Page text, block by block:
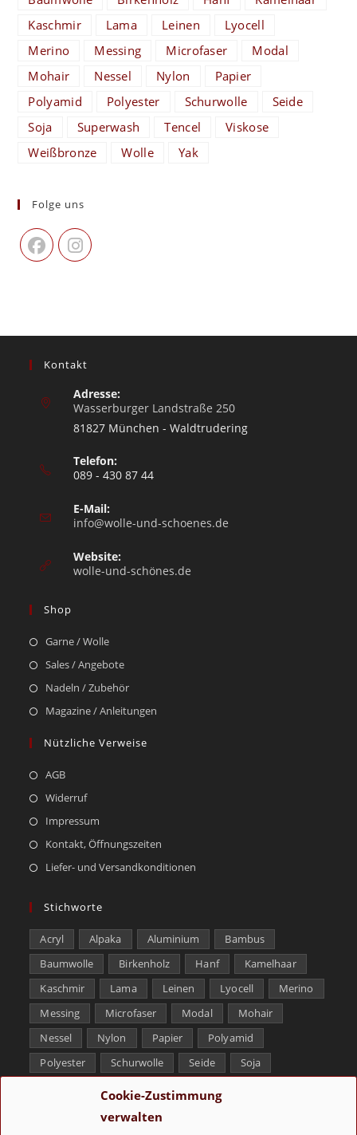
Cookie-Zustimmung
verwalten
Kaschmir
Lama Leinen
Lyocell
Merino
Messing Microfaser
Modal
Mohair
Nessel Nylon
Papier
Polyamid
Polyester Schurwolle
Seide
Soja
Superwash Tencel
Viskose
Weißbronze
Wolle Yak
Folge uns
Kontakt
Adresse:
Wasserburger Landstraße 250
81827 München - Waldtrudering
Telefon:
089 - 430 87 44
E-Mail:
info@wolle-und-schoenes.de
Website:
wolle-und-schönes.de
Shop
Garne / Wolle
Sales / Angebote
Nadeln / Zubehör
Magazine / Anleitungen
Nützliche Verweise
AGB
Widerruf
Impressum
Kontakt, Öffnungszeiten
Liefer- und Versandkonditionen
Stichworte
Acryl Alpaka Aluminium
Bambus
Baumwolle
Birkenholz Hanf
Kamelhaar
Kaschmir
Lama Leinen Lyocell
Merino
Messing
Microfaser Modal
Mohair
Nessel
Nylon Papier
Polyamid
Polyester
Schurwolle Seide
Soja
Tencel
Yak